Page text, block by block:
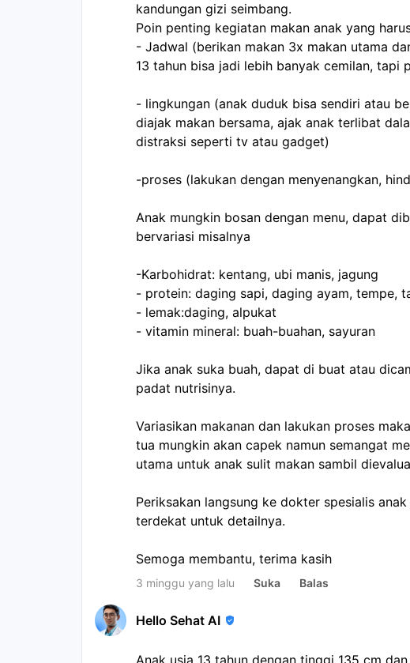
kandungan gizi seimbang.
Poin penting kegiatan makan anak yang
- Jadwal (berikan makan 3x makan utama
13 tahun bisa jadi lebih banyak cemilan, tapi
- lingkungan (anak duduk bisa sendiri atau
diajak makan bersama, ajak anak terlibat
distraksi seperti tv atau gadget)
-proses (lakukan dengan menyenangkan,
Anak mungkin bosan dengan menu, dapat
bervariasi misalnya
-Karbohidrat: kentang, ubi manis, jagung
- protein: daging sapi, daging ayam, tempe,
- lemak:daging, alpukat
- vitamin mineral: buah-buahan, sayuran
Jika anak suka buah, dapat di buat atau
padat nutrisinya.
Variasikan makanan dan lakukan proses
tua mungkin akan capek namun semangat
utama untuk anak sulit makan sambil
Periksakan langsung ke dokter spesialis
terdekat untuk detailnya.
Semoga membantu, terima kasih
3 minggu yang lalu Suka Balas
Hello Sehat AI